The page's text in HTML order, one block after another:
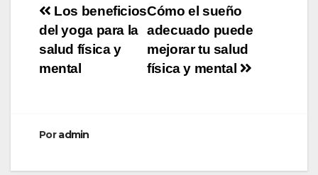
Navegación
de
entradas
Cómo el sueño
adecuado puede
mejorar tu salud
física y mental
Los beneficios
del yoga para la
salud física y
mental
Poradmin